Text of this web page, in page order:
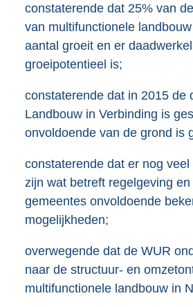
constaterende dat 25% van
van multifunctionele
aantal groeit en er
groeipotentieel is;
constaterende dat in 2015 de
Landbouw in Verbinding is
onvoldoende van de grond is
constaterende dat er nog
zijn wat betreft regelgeving
gemeentes onvoldoende
mogelijkheden;
overwegende dat de WUR
naar de structuur- en
multifunctionele landbouw in